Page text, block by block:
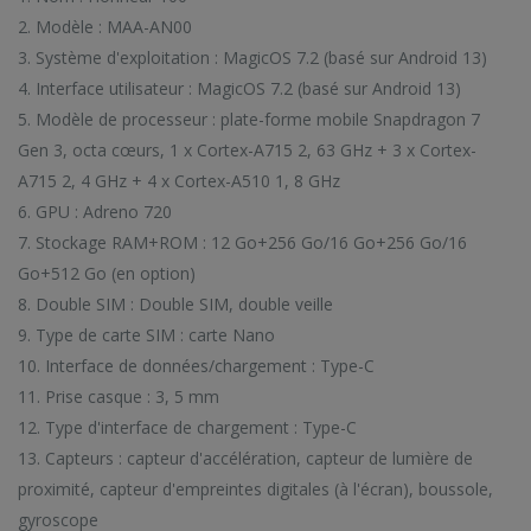
2. Modèle : MAA-AN00
3. Système d'exploitation : MagicOS 7.2 (basé sur Android 13)
4. Interface utilisateur : MagicOS 7.2 (basé sur Android 13)
5. Modèle de processeur : plate-forme mobile Snapdragon 7
Gen 3, octa cœurs, 1 x Cortex-A715 2, 63 GHz + 3 x Cortex-
A715 2, 4 GHz + 4 x Cortex-A510 1, 8 GHz
6. GPU : Adreno 720
7. Stockage RAM+ROM : 12 Go+256 Go/16 Go+256 Go/16
Go+512 Go (en option)
8. Double SIM : Double SIM, double veille
9. Type de carte SIM : carte Nano
10. Interface de données/chargement : Type-C
11. Prise casque : 3, 5 mm
12. Type d'interface de chargement : Type-C
13. Capteurs : capteur d'accélération, capteur de lumière de
proximité, capteur d'empreintes digitales (à l'écran), boussole,
gyroscope